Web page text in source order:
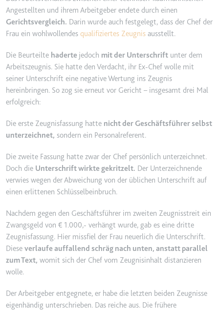
Zweck:
Wird verwendet, um Daten zu
Google Analytics über das Gerät
und das Verhalten des Besuchers
über Geräte und Marketingkanäle
hinweg.
Ablauf:
2 Jahre
Typ:
_ga_#
Zweck:
Wird verwendet, um Daten zu
Google Analytics über das Gerät
und das Verhalten des Besuchers
zu senden. Erfasst den Besucher
hinweg.
Ablauf:
2 Jahre
Typ:
HTTP-Cookie
Anbieter:
smartlaw.de
Zweck:
Wird verwendet, um die Effizienz
YouTube-Videos zu schätzen.
Ablauf:
180 Tage
YSC
Anbieter:
youtube.com
Zweck:
YouTube, die der Benutzer
gesehen hat, zu behalten.
Typ:
HTTP-Cookie
Angestellten und ihrem Arbeitgeber endete durch einen
Gerichtsvergleich. Darin wurde auch festgelegt, dass der Chef der
Frau ein wohlwollendes qualifiziertes Zeugnis ausstellt.
Die Beurteilte haderte jedoch mit der Unterschrift unter dem
Arbeitszeugnis. Sie hatte den Verdacht, ihr Ex-Chef wolle mit
seiner Unterschrift eine negative Wertung ins Zeugnis
hereinbringen. So zog sie erneut vor Gericht – insgesamt drei Mal
erfolgreich:
Die erste Zeugnisfassung hatte nicht der Geschäftsführer selbst
unterzeichnet, sondern ein Personalreferent.
Die zweite Fassung hatte zwar der Chef persönlich unterzeichnet.
Doch die Unterschrift wirkte gekritzelt. Der Unterzeichnende
verwies wegen der Abweichung von der üblichen Unterschrift auf
einen erlittenen Schlüsselbeinbruch.
Nachdem gegen den Geschäftsführer im zweiten Zeugnisstreit ein
Zwangsgeld von € 1.000,- verhängt wurde, gab es eine dritte
Zeugnisfassung. Hier missfiel der Frau neuerlich die Unterschrift.
Diese verlaufe auffallend schräg nach unten, anstatt parallel
zum Text, womit sich der Chef vom Zeugnisinhalt distanzieren
wolle.
Der Arbeitgeber entgegnete, er habe die letzten beiden Zeugnisse
eigenhändig unterschrieben. Das reiche aus. Die frühere